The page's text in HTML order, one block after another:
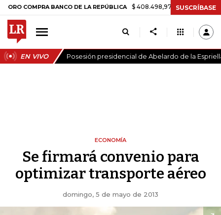
BANCO DE LA REPÚBLICA $ 408.498,97 +$ 8.753,81 +2,19%
SUSCRÍBASE
EN VIVO Posesión presidencial de Abelardo de la
ECONOMÍA
Se firmará convenio para
optimizar transporte aéreo
domingo, 5 de mayo de 2013